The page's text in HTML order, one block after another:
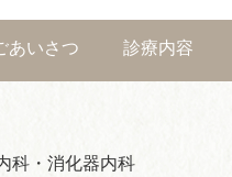
あいさつ 診療内容
科・消化器内科